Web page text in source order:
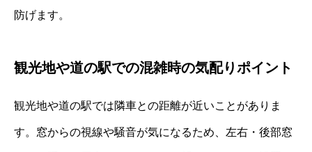
防げます。
観光地や道の駅での混雑時の気配りポイント
観光地や道の駅では隣車との距離が近いことがありま
す。窓からの視線や騒音が気になるため、左右・後部窓